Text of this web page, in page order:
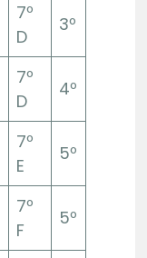
7º
D
3º
7º
D
4º
7º
E
5º
7º
F
5º